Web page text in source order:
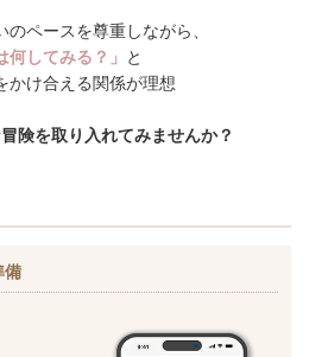
ペースを尊重しながら、
何してみる？」
と
かけ合える関係が理想
険を取り入れてみませんか？
備